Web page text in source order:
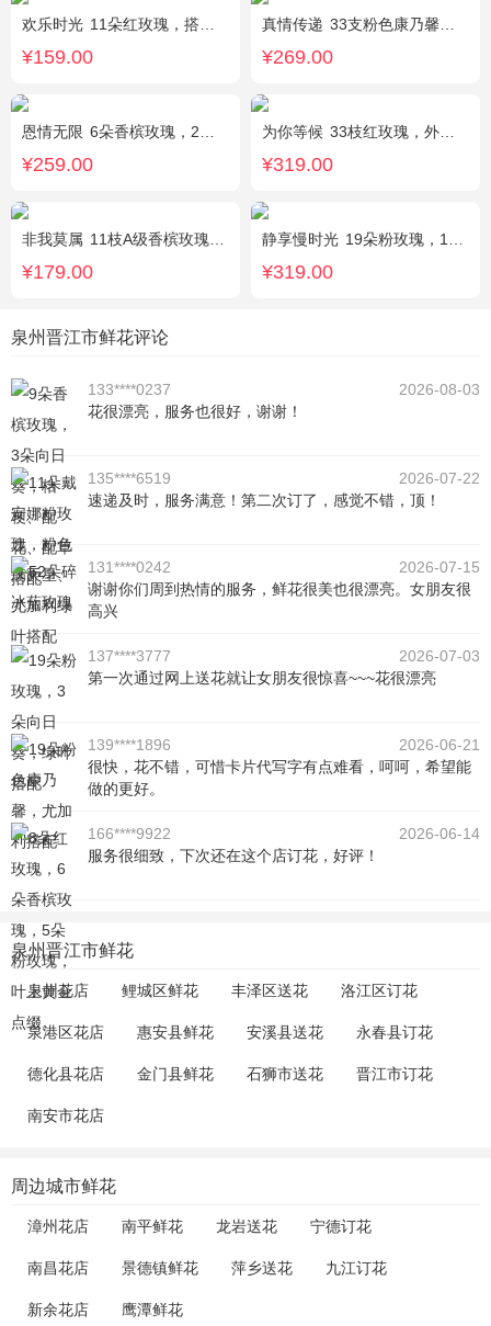
欢乐时光 11朵红玫瑰，搭配适量红色石竹梅、叶上黄金间插。
¥159.00
真情传递 33支粉色康乃馨，搭配黄莺、满天星。
¥269.00
恩情无限 6朵香槟玫瑰，2枝向日葵，蓝色绣球，绿色桔梗、绿叶搭配
¥259.00
为你等候 33枝红玫瑰，外围满天星和黄莺，随机赠送两只公仔
¥319.00
非我莫属 11枝A级香槟玫瑰，间插黄英、满天星，另加2只可爱小熊公仔（小熊以实物为准）。
¥179.00
静享慢时光 19朵粉玫瑰，1枝粉色绣球，粉色洋桔梗、白色乒乓菊、尤加利搭配
¥319.00
泉州晋江市鲜花评论
133****0237
2026-08-03
花很漂亮，服务也很好，谢谢！
135****6519
2026-07-22
速递及时，服务满意！第二次订了，感觉不错，顶！
131****0242
2026-07-15
谢谢你们周到热情的服务，鲜花很美也很漂亮。女朋友很
高兴
137****3777
2026-07-03
第一次通过网上送花就让女朋友很惊喜~~~花很漂亮
139****1896
2026-06-21
很快，花不错，可惜卡片代写字有点难看，呵呵，希望能
做的更好。
166****9922
2026-06-14
服务很细致，下次还在这个店订花，好评！
泉州晋江市鲜花
泉州花店 鲤城区鲜花 丰泽区送花 洛江区订花
泉港区花店 惠安县鲜花 安溪县送花 永春县订花
德化县花店 金门县鲜花 石狮市送花 晋江市订花
南安市花店
周边城市鲜花
漳州花店 南平鲜花 龙岩送花 宁德订花
南昌花店 景德镇鲜花 萍乡送花 九江订花
新余花店 鹰潭鲜花